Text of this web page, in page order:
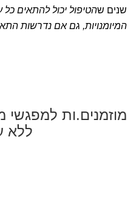
שנים שהטיפול יכול להתאים
המיומנויות, גם אם נדרשות
ללא